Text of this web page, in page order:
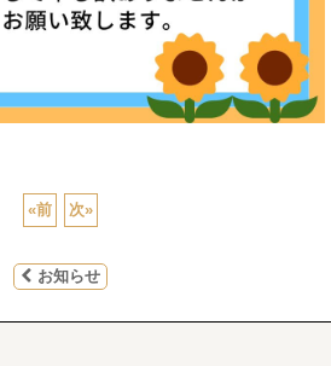
«前 次»
お知らせ